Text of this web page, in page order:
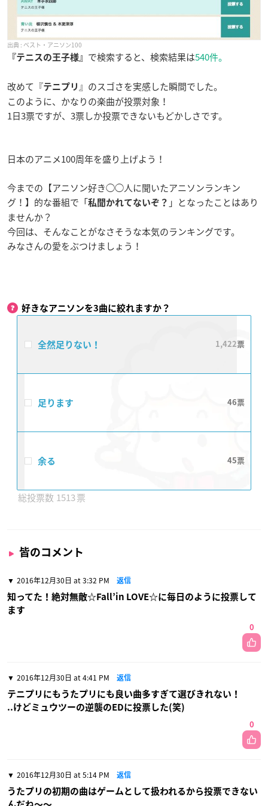
ベスト・アニソン100
『テニスの王子様』 で検索すると、検索結果は540件。
改めて『テニプリ 』のスゴさを実感した瞬間でした。
このように、かなりの楽曲が投票対象！
1日3票ですが、3票しか投票できないもどかしさです。
日本のアニメ100周年を盛り上げよう！
今までの【アニソン好き◯◯人に聞いたアニソンランキン
グ！】的な番組で「私聞かれてないぞ？ 」となったことはあり
ませんか？
今回は、そんなことがなさそうな本気のランキングです。
みなさんの愛をぶつけましょう！
好きなアニソンを3曲に絞れますか？
全然足りない！ 1,422
足ります 46
余る 45
1513
皆のコメント
2016年12月30日 at 3:32 PM 返信
知ってた！絶対無敵☆Fall’in LOVE☆に毎日のように投票して
ます
0
2016年12月30日 at 4:41 PM 返信
テニプリにもうたプリにも良い曲多すぎて選びきれない！
..けどミュウツーの逆襲のEDに投票した(笑)
0
2016年12月30日 at 5:14 PM 返信
うたプリの初期の曲はゲームとして扱われるから投票できない